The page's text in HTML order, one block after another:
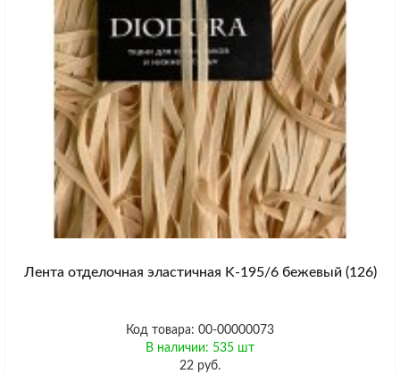
Лента отделочная эластичная K-195/6 бежевый (126)
Код товара: 00-00000073
В наличии: 535 шт
22 руб.